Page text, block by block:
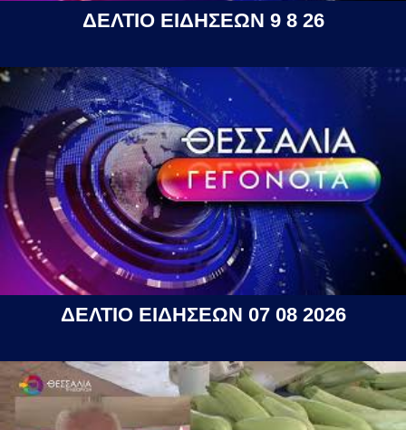
ΔΕΛΤΙΟ ΕΙΔΗΣΕΩΝ 9 8 26
ΔΕΛΤΙΟ ΕΙΔΗΣΕΩΝ 07 08 2026